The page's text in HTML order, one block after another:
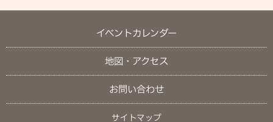
イベントカレンダー
地図・アクセス
お問い合わせ
サイトマップ